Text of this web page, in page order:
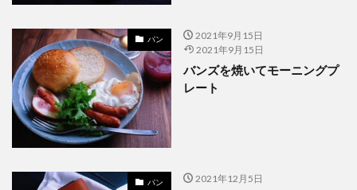
パン
2021年9月15日
2021年9月15日
バンズを焼いてモーニングプ
レート
パン 2021年12月5日